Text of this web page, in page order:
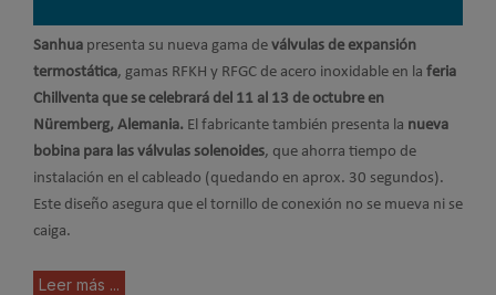
Sanhua presenta su nueva gama de válvulas de expansión
termostática, gamas RFKH y RFGC de acero inoxidable en la feria
Chillventa que se celebrará del 11 al 13 de octubre en
Nüremberg, Alemania. El fabricante también presenta la nueva
bobina para las válvulas solenoides, que ahorra tiempo de
instalación en el cableado (quedando en aprox. 30 segundos).
Este diseño asegura que el tornillo de conexión no se mueva ni se
caiga.
Leer más ...